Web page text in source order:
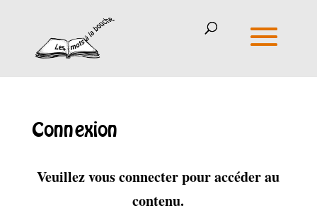
Connexion
Veuillez vous connecter pour accéder au
contenu.